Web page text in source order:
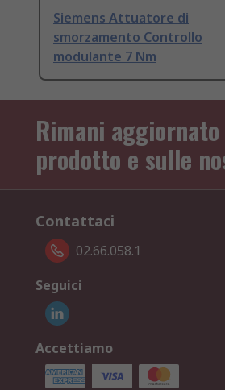
Siemens Attuatore di
smorzamento Controllo
modulante 7 Nm
Rimani
prodotto e sulle
Contattaci
02.66.058.1
Seguici
Accettiamo